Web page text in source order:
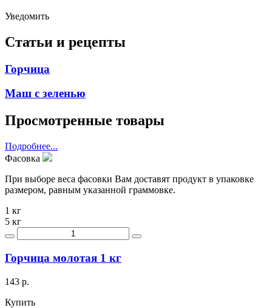
Уведомить
Статьи и рецепты
Горчица
Маш с зеленью
Просмотренные товары
Подробнее...
Фасовка
При выборе веса фасовки Вам доставят продукт в упаковке
размером, равным указанной граммовке.
1 кг
5 кг
Горчица молотая 1 кг
143 р.
Купить